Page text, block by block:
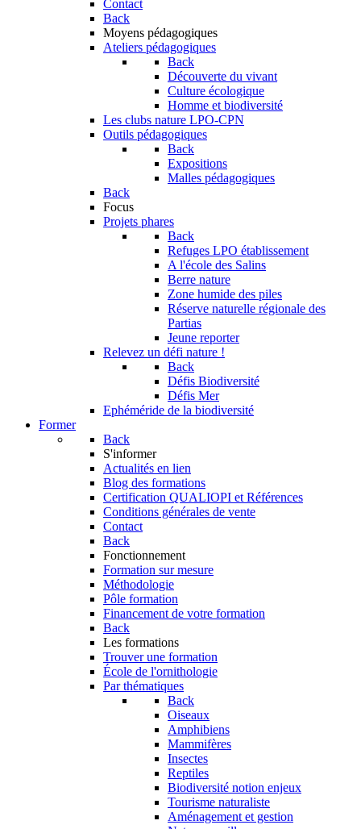
Contact
Back
Moyens pédagogiques
Ateliers pédagogiques
Back
Découverte du vivant
Culture écologique
Homme et biodiversité
Les clubs nature LPO-CPN
Outils pédagogiques
Back
Expositions
Malles pédagogiques
Back
Focus
Projets phares
Back
Refuges LPO établissement
A l'école des Salins
Berre nature
Zone humide des piles
Réserve naturelle régionale des
Partias
Jeune reporter
Relevez un défi nature !
Back
Défis Biodiversité
Défis Mer
Ephéméride de la biodiversité
Former
Back
S'informer
Actualités en lien
Blog des formations
Certification QUALIOPI et Références
Conditions générales de vente
Contact
Back
Fonctionnement
Formation sur mesure
Méthodologie
Pôle formation
Financement de votre formation
Back
Les formations
Trouver une formation
École de l'ornithologie
Par thématiques
Back
Oiseaux
Amphibiens
Mammifères
Insectes
Reptiles
Biodiversité notion enjeux
Tourisme naturaliste
Aménagement et gestion